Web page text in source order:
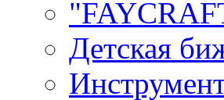
Детская